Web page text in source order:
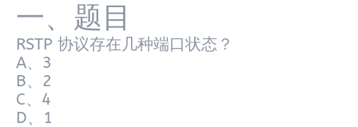
一、题目
RSTP 协议存在几种端口状态？
A、3
B、2
C、4
D、1